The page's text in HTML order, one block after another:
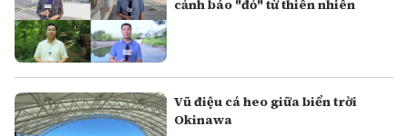
cảnh báo "đỏ" từ thiên nhiên
Vũ điệu cá heo giữa biển trời
Okinawa